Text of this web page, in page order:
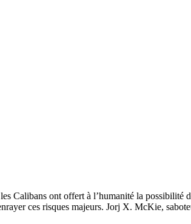
Calibans ont offert à l’humanité la possibilité
ces risques majeurs. Jorj X. McKie,